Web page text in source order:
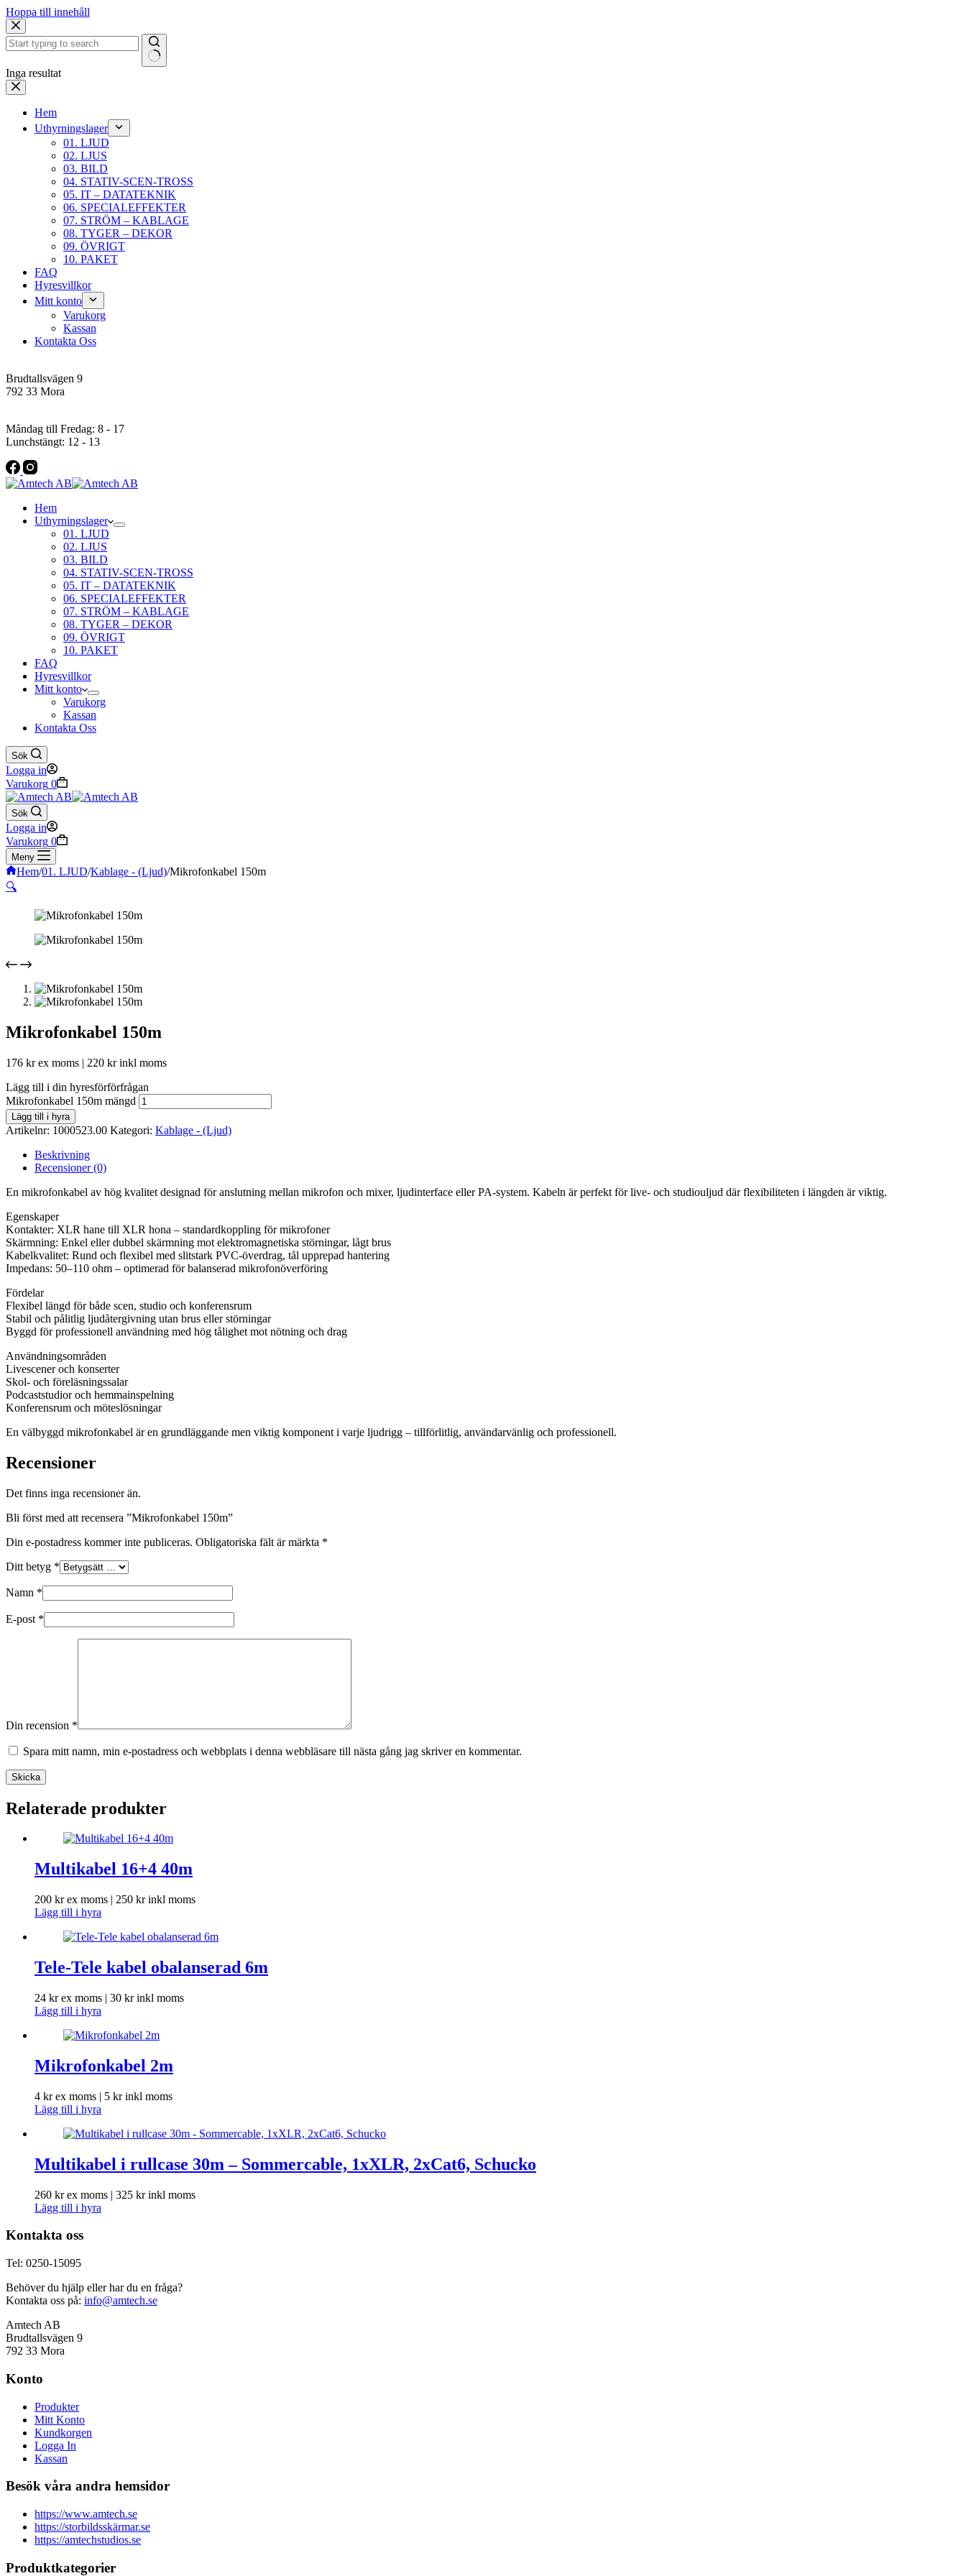
Hoppa till innehåll
Inga resultat
Hem
Uthyrningslager
01. LJUD
02. LJUS
03. BILD
04. STATIV-SCEN-TROSS
05. IT – DATATEKNIK
06. SPECIALEFFEKTER
07. STRÖM – KABLAGE
08. TYGER – DEKOR
09. ÖVRIGT
10. PAKET
FAQ
Hyresvillkor
Mitt konto
Varukorg
Kassan
Kontakta Oss
Brudtallsvägen 9
792 33 Mora
Måndag till Fredag: 8 - 17
Lunchstängt: 12 - 13
Hem
Uthyrningslager
01. LJUD
02. LJUS
03. BILD
04. STATIV-SCEN-TROSS
05. IT – DATATEKNIK
06. SPECIALEFFEKTER
07. STRÖM – KABLAGE
08. TYGER – DEKOR
09. ÖVRIGT
10. PAKET
FAQ
Hyresvillkor
Mitt konto
Varukorg
Kassan
Kontakta Oss
Sök
Logga in
Varukorg 0
Sök
Logga in
Varukorg 0
Meny
Hem/01. LJUD/Kablage - (Ljud)/Mikrofonkabel 150m
🔍
Mikrofonkabel 150m
176 krex moms | 220 krinkl moms
Lägg till i din hyresförförfrågan
Mikrofonkabel 150m mängd
Lägg till i hyra
Artikelnr: 1000523.00 Kategori: Kablage - (Ljud)
Beskrivning
Recensioner (0)
En mikrofonkabel av hög kvalitet designad för anslutning mellan mikrofon och mixer, ljudinterface eller PA-system. Kabeln är perfekt för live‑ och studiouljud där flexibiliteten i längden är viktig.
Egenskaper
Kontakter: XLR hane till XLR hona – standardkoppling för mikrofoner
Skärmning: Enkel eller dubbel skärmning mot elektromagnetiska störningar, lågt brus
Kabelkvalitet: Rund och flexibel med slitstark PVC‑överdrag, tål upprepad hantering
Impedans: 50–110 ohm – optimerad för balanserad mikrofonöverföring
Fördelar
Flexibel längd för både scen, studio och konferensrum
Stabil och pålitlig ljudåtergivning utan brus eller störningar
Byggd för professionell användning med hög tålighet mot nötning och drag
Användningsområden
Livescener och konserter
Skol- och föreläsningssalar
Podcaststudior och hemmainspelning
Konferensrum och möteslösningar
En välbyggd mikrofonkabel är en grundläggande men viktig komponent i varje ljudrigg – tillförlitlig, användarvänlig och professionell.
Recensioner
Det finns inga recensioner än.
Bli först med att recensera ”Mikrofonkabel 150m”
Din e-postadress kommer inte publiceras. Obligatoriska fält är märkta *
Ditt betyg *
Namn *
E-post *
Din recension *
Spara mitt namn, min e-postadress och webbplats i denna webbläsare till nästa gång jag skriver en kommentar.
Skicka
Relaterade produkter
Multikabel 16+4 40m
200 krex moms | 250 krinkl moms
Lägg till i hyra
Tele-Tele kabel obalanserad 6m
24 krex moms | 30 krinkl moms
Lägg till i hyra
Mikrofonkabel 2m
4 krex moms | 5 krinkl moms
Lägg till i hyra
Multikabel i rullcase 30m – Sommercable, 1xXLR, 2xCat6, Schucko
260 krex moms | 325 krinkl moms
Lägg till i hyra
Kontakta oss
Tel: 0250-15095
Behöver du hjälp eller har du en fråga?
Kontakta oss på: info@amtech.se
Amtech AB
Brudtallsvägen 9
792 33 Mora
Konto
Produkter
Mitt Konto
Kundkorgen
Logga In
Kassan
Besök våra andra hemsidor
https://www.amtech.se
https://storbildsskärmar.se
https://amtechstudios.se
Produktkategorier